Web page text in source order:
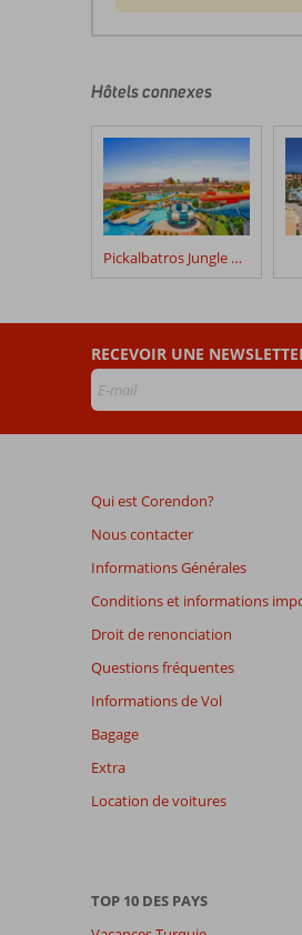
écrits
nos
clients
après
leur
séjour
Seagull
Les
avis
de
plus
mois
sont
plus
afin
de
la
pertinence
savoir
avis.
Hôtels connexes
Pickalbatros Jungle Aqua Park Resort – Neverland
RECEVOIR UNE
Qui est Corendon?
Nous contacter
Informations Générales
Conditions et informations
Droit de renonciation
Questions fréquentes
Informations de Vol
Bagage
Extra
Location de voitures
TOP 10 DES PAYS